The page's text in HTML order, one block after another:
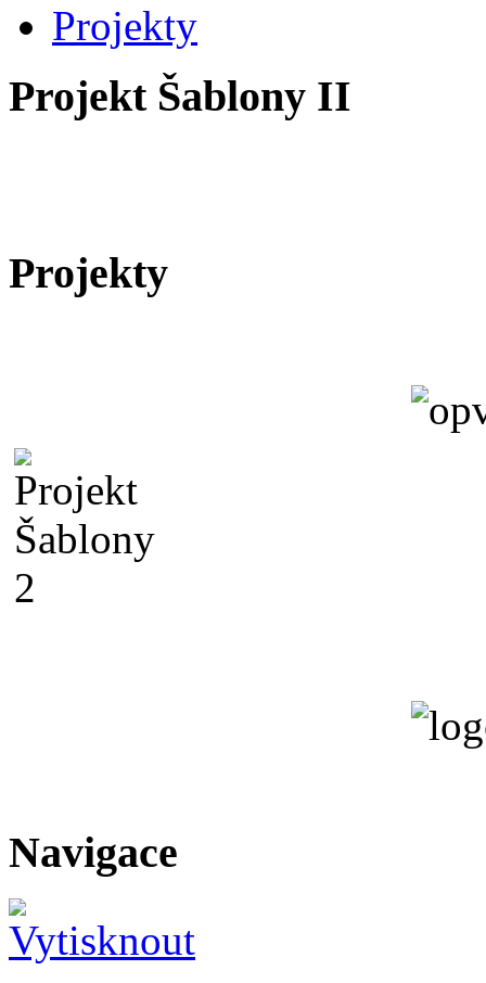
Projekty
Projekt Šablony II
Projekty
Navigace